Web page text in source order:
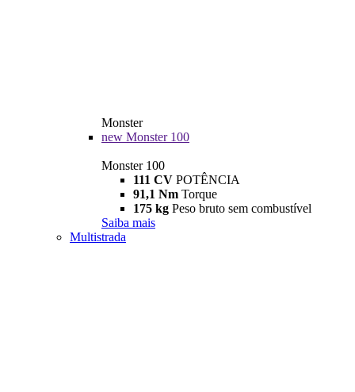
Monster
new Monster 100
Monster 100
111 CV POTÊNCIA
91,1 Nm Torque
175 kg Peso bruto sem combustível
Saiba mais
Multistrada